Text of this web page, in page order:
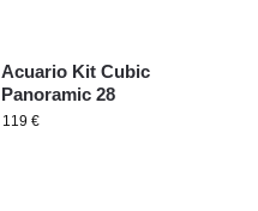
Acuario Kit Cubic
Panoramic 28
119 €